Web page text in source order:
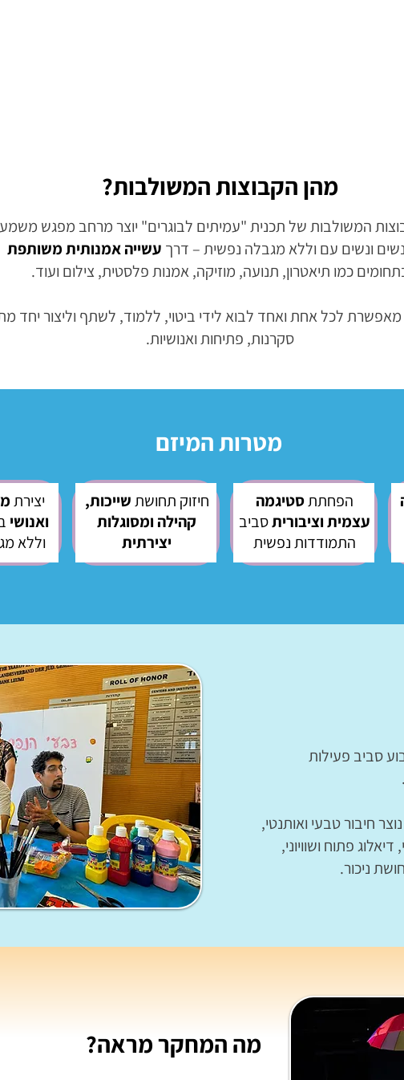
מהן הקבוצות המשולבות?
המשולבות של תכנית "עמיתים לבוגרים" יוצר מרחב מפגש
ונשים עם וללא מגבלה נפשית – דרך עשייה אמנותית משותפת
כמו תיאטרון, תנועה, מוזיקה, אמנות פלסטית, צילום ועוד.
לכל אחת ואחד לבוא לידי ביטוי, ללמוד, לשתף וליצור יחד
סקרנות, פתיחות ואנושיות.
מטרות המיזם
הפחתתסטיגמה
עצמית וציבוריתסביב
התמודדות נפשית
חיזוק תחושתשייכות,
קהילה ומסוגלות
יצירתית
יצירת
ואנושי
וללא
סביב פעילות
חיבור טבעי ואותנטי,
פתוח ושוויוני,
ניכור.
מה המחקר מראה?